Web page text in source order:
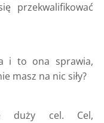
przekwalifikować
i to ona sprawia,
masz na nic siły?
duży cel. Cel,